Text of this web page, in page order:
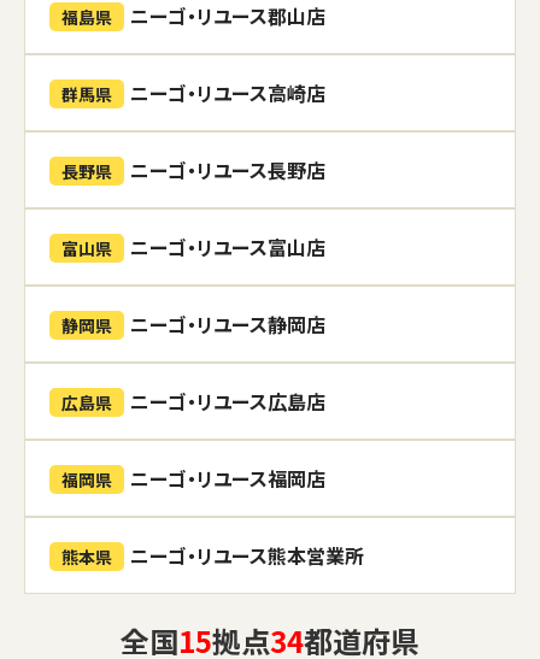
福島県 ニーゴ・リユース郡山店
群馬県 ニーゴ・リユース高崎店
長野県 ニーゴ・リユース長野店
富山県 ニーゴ・リユース富山店
静岡県 ニーゴ・リユース静岡店
広島県 ニーゴ・リユース広島店
福岡県 ニーゴ・リユース福岡店
熊本県 ニーゴ・リユース熊本営業所
全国15拠点34都道府県